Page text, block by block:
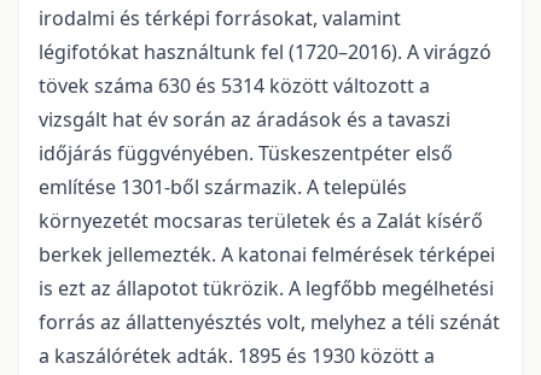
irodalmi és térképi forrásokat, valamint
légifotókat használtunk fel (1720–2016). A virágzó
tövek száma 630 és 5314 között változott a
vizsgált hat év során az áradások és a tavaszi
időjárás függvényében. Tüskeszentpéter első
említése 1301-ből származik. A település
környezetét mocsaras területek és a Zalát kísérő
berkek jellemezték. A katonai felmérések térképei
is ezt az állapotot tükrözik. A legfőbb megélhetési
forrás az állattenyésztés volt, melyhez a téli szénát
a kaszálórétek adták. 1895 és 1930 között a